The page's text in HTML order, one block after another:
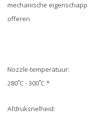
mechanische
offeren.
Nozzle-temperatuur:
280˚C - 300˚C *
Afdruksnelheid: